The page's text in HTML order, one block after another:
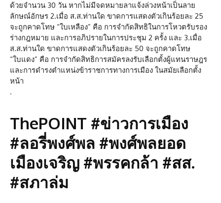
ด้วยจำนวน 30 วัน หากไม่มีจดหมายลาแจ้งล่วงหน้าเป็นลาย
ลักษณ์อักษร 2.เมื่อ ส.ส.ท่านใด ขาดการแสดงตัวเกินร้อยละ 25
จะถูกคาดโทษ “ใบเหลือง” คือ การจำกัดสิทธิในการโหวตรับรอง
ร่างกฎหมาย และการอภิปรายในการประชุม 2 ครั้ง และ 3.เมื่อ
ส.ส.ท่านใด ขาดการแสดงตัวเกินร้อยละ 50 จะถูกคาดโทษ
“ใบแดง” คือ การจำกัดสิทธิการสมัครลงรับเลือกตั้งผู้แทนราษฎร
และการดำรงตำแหน่งข้าราชการทางการเมือง ในสมัยเลือกตั้ง
หน้า
.
ThePOINT #ข่าวการเมือง
#ลอรี่พงศ์พล #พงศ์พลยอด
เมืองเจริญ #พรรคกล้า #สส.
#สภาล่ม